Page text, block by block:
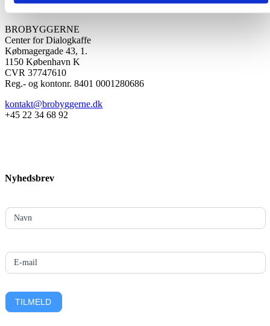
Kontakt os
BROBYGGERNE
Center for Dialogkaffe
Købmagergade 43, 1.
1150 København K
CVR 37747610
Reg.- og kontonr. 8401 0001280686
kontakt@brobyggerne.dk
+45 22 34 68 92
Nyhedsbrev
-
Footer
Navn
E-mail
TILMELD